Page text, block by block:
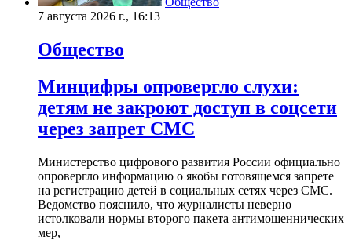
7 августа 2026 г., 16:13
Общество
Минцифры опровергло слухи:
детям не закроют доступ в соцсети
через запрет СМС
Министерство цифрового развития России официально
опровергло информацию о якобы готовящемся запрете
на регистрацию детей в социальных сетях через СМС.
Ведомство пояснило, что журналисты неверно
истолковали нормы второго пакета антимошеннических
мер,